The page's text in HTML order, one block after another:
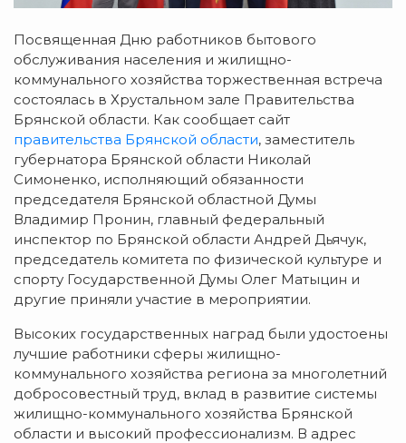
Посвященная Дню работников бытового
обслуживания населения и жилищно-
коммунального хозяйства торжественная встреча
состоялась в Хрустальном зале Правительства
Брянской области. Как сообщает сайт
правительства Брянской области, заместитель
губернатора Брянской области Николай
Симоненко, исполняющий обязанности
председателя Брянской областной Думы
Владимир Пронин, главный федеральный
инспектор по Брянской области Андрей Дьячук,
председатель комитета по физической культуре и
спорту Государственной Думы Олег Матыцин и
другие приняли участие в мероприятии.
Высоких государственных наград были удостоены
лучшие работники сферы жилищно-
коммунального хозяйства региона за многолетний
добросовестный труд, вклад в развитие системы
жилищно-коммунального хозяйства Брянской
области и высокий профессионализм. В адрес